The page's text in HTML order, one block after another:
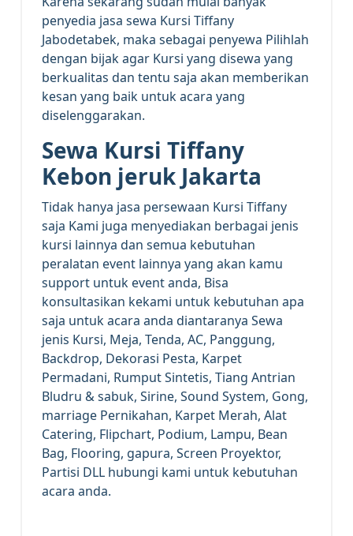
penyedia jasa sewa Kursi Tiffany
Jabodetabek, maka sebagai penyewa Pilihlah
dengan bijak agar Kursi yang disewa yang
berkualitas dan tentu saja akan memberikan
kesan yang baik untuk acara yang
diselenggarakan.
Sewa Kursi Tiffany
Kebon jeruk Jakarta
Tidak hanya jasa persewaan Kursi Tiffany
saja Kami juga menyediakan berbagai jenis
kursi lainnya dan semua kebutuhan
peralatan event lainnya yang akan kamu
support untuk event anda, Bisa
konsultasikan kekami untuk kebutuhan apa
saja untuk acara anda diantaranya Sewa
jenis Kursi, Meja, Tenda, AC, Panggung,
Backdrop, Dekorasi Pesta, Karpet
Permadani, Rumput Sintetis, Tiang Antrian
Bludru & sabuk, Sirine, Sound System, Gong,
marriage Pernikahan, Karpet Merah, Alat
Catering, Flipchart, Podium, Lampu, Bean
Bag, Flooring, gapura, Screen Proyektor,
Partisi DLL hubungi kami untuk kebutuhan
acara anda.